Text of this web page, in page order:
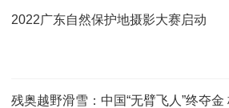
2022广东自然保护地摄影大赛启动
残奥越野滑雪：中国“无臂飞人”终夺金